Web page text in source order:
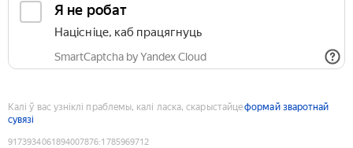
Я не робат
Націсніце, каб працягнуць
SmartCaptcha by Yandex Cloud
Калі ў вас узніклі праблемы, калі ласка, скарыстайцеформай зваротнай
сувязі
9173934061894007876:1785969712